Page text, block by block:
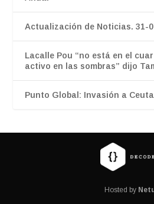
Actualización de Noticias. 31-
Lacalle Pou “no está en el
activo en las sombras” dijo
Punto Global: Invasión a Ceuta
Hosted by